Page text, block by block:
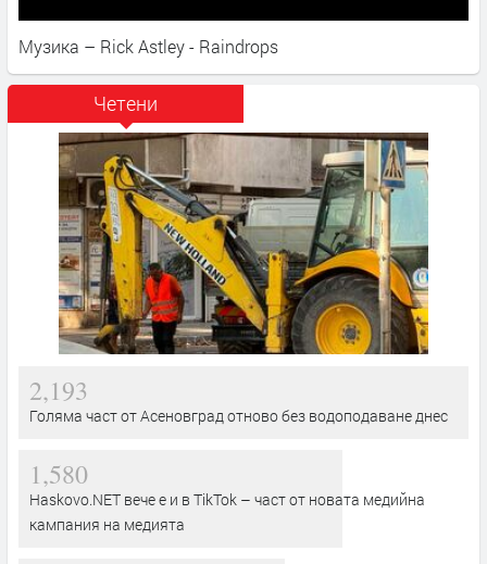
Музика – Rick Astley - Raindrops
Четени
2,193
Голяма част от Асеновград отново без водоподаване днес
1,580
Haskovo.NET вече е и в TikTok – част от новата медийна
кампания на медията